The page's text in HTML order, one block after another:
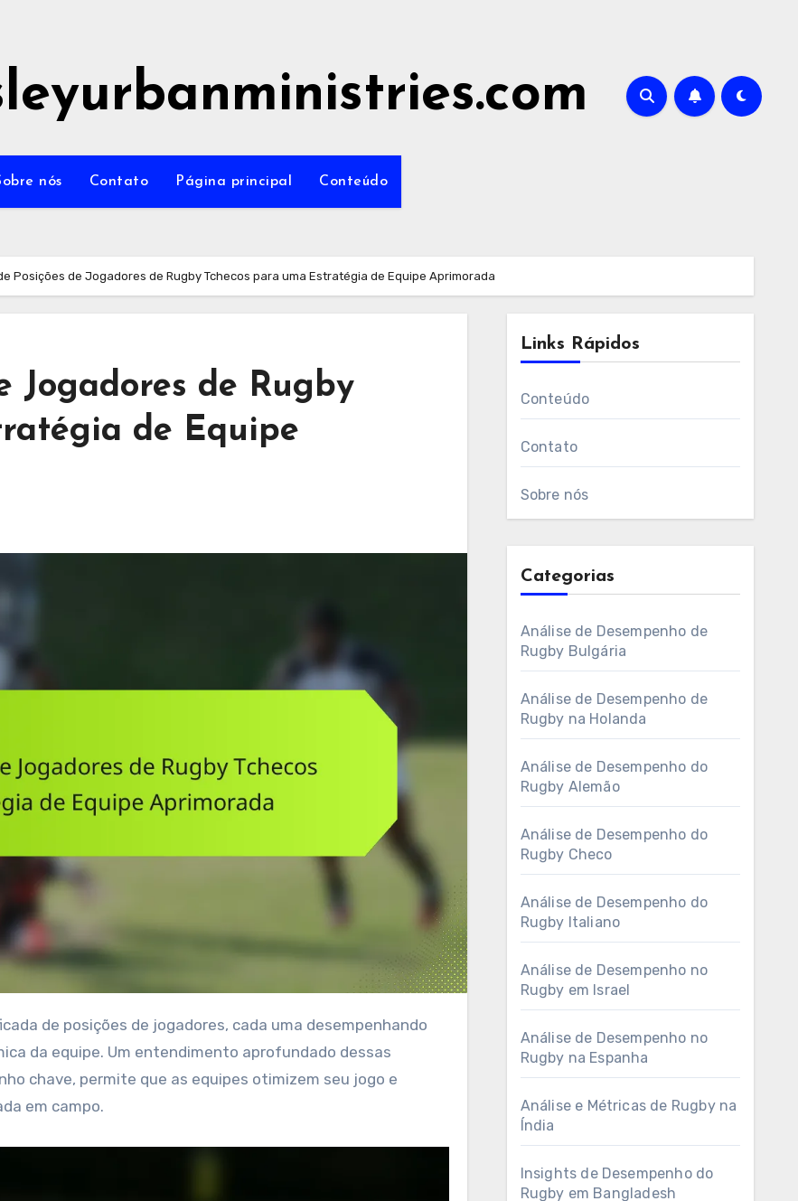
nós Contato Página principal Conteúdo
Posições de Jogadores de Rugby Tchecos para uma Estratégia de Equipe Aprimorada
Jogadores de Rugby
de Equipe
da equipe. Um entendimento aprofundado dessas
chave, permite que as equipes otimizem seu jogo e
em campo.
Links Rápidos
Conteúdo
Contato
Sobre nós
Categorias
Análise de Desempenho de
Rugby Bulgária
Análise de Desempenho de
Rugby na Holanda
Análise de Desempenho do
Rugby Alemão
Análise de Desempenho do
Rugby Checo
Análise de Desempenho do
Rugby Italiano
Análise de Desempenho no
Rugby em Israel
Análise de Desempenho no
Rugby na Espanha
Análise e Métricas de Rugby na
Índia
Insights de Desempenho do
Rugby em Bangladesh